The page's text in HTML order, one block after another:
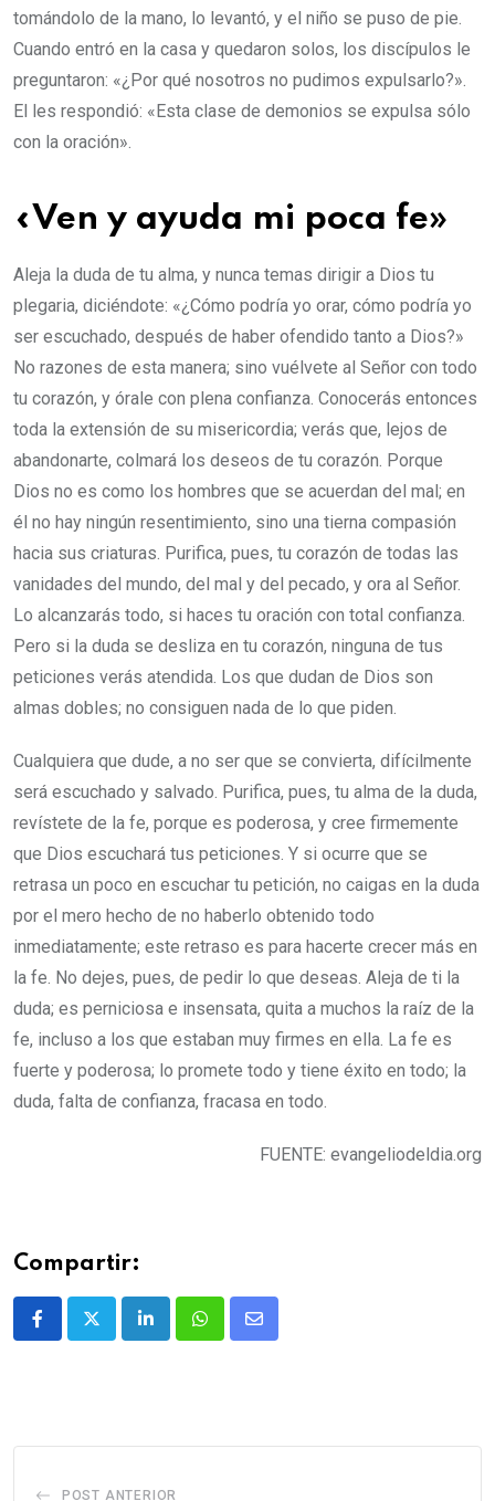
tomándolo de la mano, lo levantó, y el niño se puso de pie.
Cuando entró en la casa y quedaron solos, los discípulos le
preguntaron: «¿Por qué nosotros no pudimos expulsarlo?».
El les respondió: «Esta clase de demonios se expulsa sólo
con la oración».
«Ven y ayuda mi poca fe»
Aleja la duda de tu alma, y nunca temas dirigir a Dios tu
plegaria, diciéndote: «¿Cómo podría yo orar, cómo podría yo
ser escuchado, después de haber ofendido tanto a Dios?»
No razones de esta manera; sino vuélvete al Señor con todo
tu corazón, y órale con plena confianza. Conocerás entonces
toda la extensión de su misericordia; verás que, lejos de
abandonarte, colmará los deseos de tu corazón. Porque
Dios no es como los hombres que se acuerdan del mal; en
él no hay ningún resentimiento, sino una tierna compasión
hacia sus criaturas. Purifica, pues, tu corazón de todas las
vanidades del mundo, del mal y del pecado, y ora al Señor.
Lo alcanzarás todo, si haces tu oración con total confianza.
Pero si la duda se desliza en tu corazón, ninguna de tus
peticiones verás atendida. Los que dudan de Dios son
almas dobles; no consiguen nada de lo que piden.
Cualquiera que dude, a no ser que se convierta, difícilmente
será escuchado y salvado. Purifica, pues, tu alma de la duda,
revístete de la fe, porque es poderosa, y cree firmemente
que Dios escuchará tus peticiones. Y si ocurre que se
retrasa un poco en escuchar tu petición, no caigas en la duda
por el mero hecho de no haberlo obtenido todo
inmediatamente; este retraso es para hacerte crecer más en
la fe. No dejes, pues, de pedir lo que deseas. Aleja de ti la
duda; es perniciosa e insensata, quita a muchos la raíz de la
fe, incluso a los que estaban muy firmes en ella. La fe es
fuerte y poderosa; lo promete todo y tiene éxito en todo; la
duda, falta de confianza, fracasa en todo.
FUENTE: evangeliodeldia.org
Compartir:
POST ANTERIOR